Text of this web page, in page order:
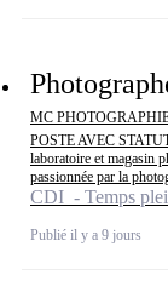
MC
POSTE AVEC
laboratoire et magasin
passionnée par la
CDI - Temps
Publié il y a 9 jours